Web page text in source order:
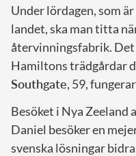
Under lördagen, som
landet, ska man titta
återvinningsfabrik.
Hamiltons trädgårdar
Southgate, 59,
Besöket i Nya Zeeland
Daniel besöker en
svenska lösningar